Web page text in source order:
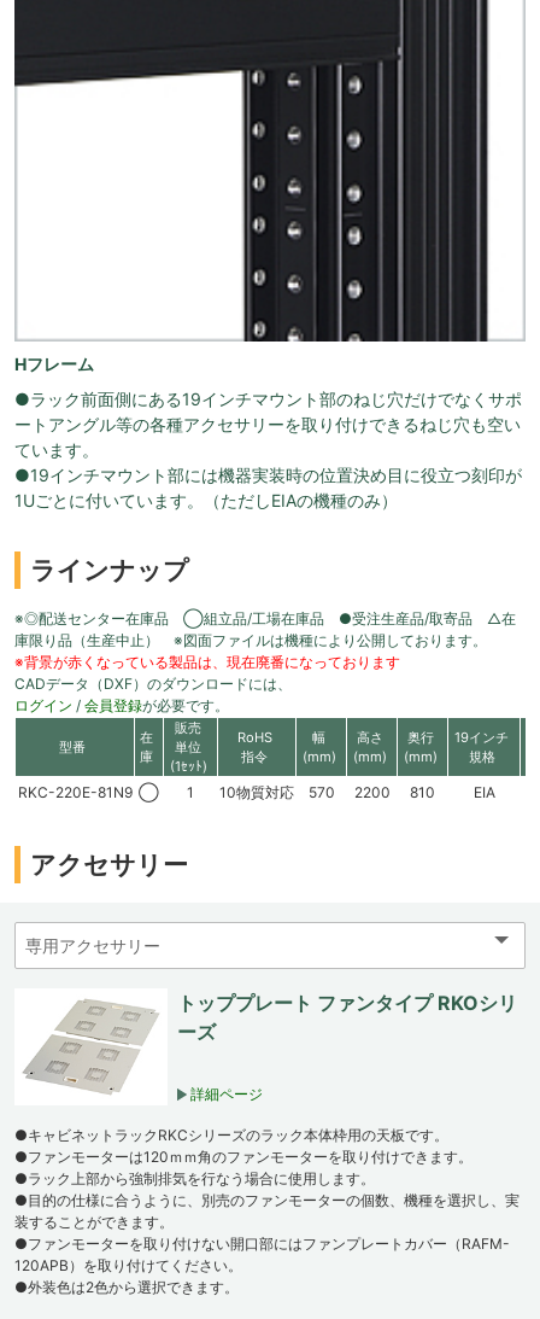
Hフレーム
●ラック前面側にある19インチマウント部のねじ穴だけでなくサポ
ートアングル等の各種アクセサリーを取り付けできるねじ穴も空い
ています。
●19インチマウント部には機器実装時の位置決め目に役立つ刻印が
1Uごとに付いています。（ただしEIAの機種のみ）
ラインナップ
※◎配送センター在庫品 ◯組立品/工場在庫品 ●受注生産品/取寄品 △在
庫限り品（生産中止） ※図面ファイルは機種により公開しております。
※背景が赤くなっている製品は、現在廃番になっております
CADデータ（DXF）のダウンロードには、
ログイン / 会員登録が必要です。
型番
在
庫
販売
単位
(1ｾｯﾄ)
RoHS
指令
幅
(mm)
高さ
(mm)
奥行
(mm)
19インチ
規格
RKC-220E-81N9 ◯ 1 10物質対応 570 2200 810 EIA
アクセサリー
トッププレート ファンタイプ RKOシリ
ーズ
詳細ページ
●キャビネットラックRKCシリーズのラック本体枠用の天板です。
●ファンモーターは120ｍｍ角のファンモーターを取り付けできます。
●ラック上部から強制排気を行なう場合に使用します。
●目的の仕様に合うように、別売のファンモーターの個数、機種を選択し、実
装することができます。
●ファンモーターを取り付けない開口部にはファンプレートカバー（RAFM-
120APB）を取り付けてください。
●外装色は2色から選択できます。